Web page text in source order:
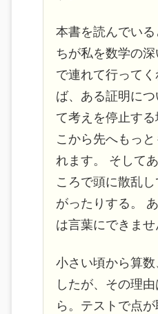
本書を読んでい
ちが私を数学の
で連れて行ってく
ば、ある証明に
て考えを停止す
こから先へもっと
れます。 そして
ころで頭に散乱
がったりする。
は言葉にできませ
小さい頃から算
したが、その理
ら。テストで点